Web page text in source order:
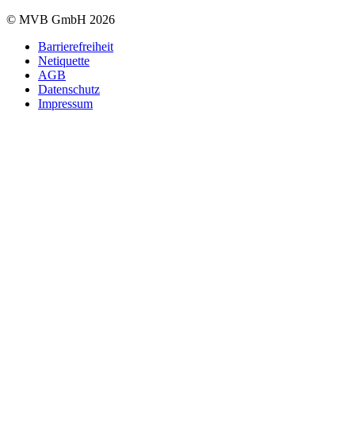
© MVB GmbH 2026
Barrierefreiheit
Netiquette
AGB
Datenschutz
Impressum